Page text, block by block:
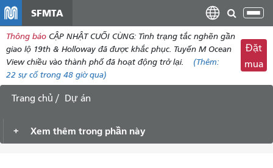
dung
SFMTA
Thông báo CẬP NHẬT CUỐI CÙNG: Tình trạng tắc nghẽn gần
giao lộ 19th & Holloway đã được khắc phục. Tuyến M Ocean
View chiều vào thành phố đã hoạt động trở lại.
(Thêm:
22 sự cố trong 48 giờ qua)
Đặt
mua
Trang chủ Dự án
Xem thêm trong phần này